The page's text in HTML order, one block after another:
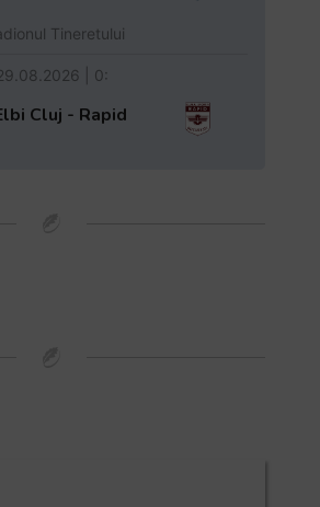
Tineretului
| 0:
Cluj - Rapid